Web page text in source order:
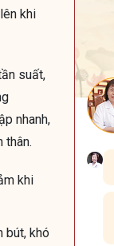
khi
suất,
nhanh,
thân.
khi
bút, khó